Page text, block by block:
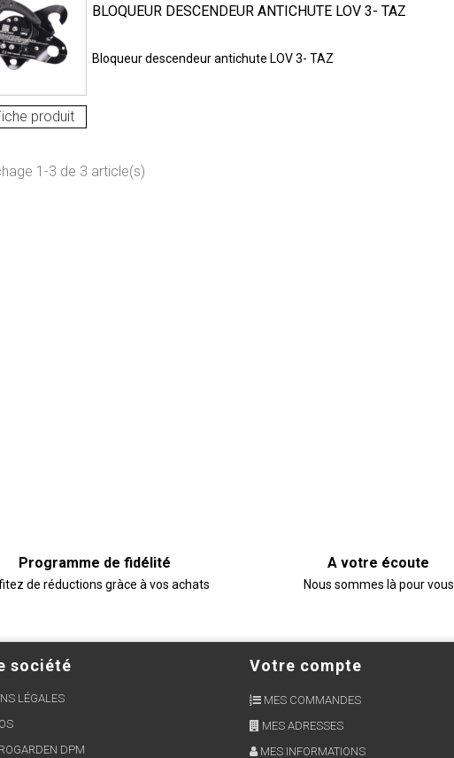
produit
BLOQUEUR DESCENDEUR ANTICHUTE LOV 3- TAZ
Bloqueur descendeur antichute LOV 3- TAZ
1-3 de 3 article(s)
Programme de fidélité
de réductions gràce à vos achats
A votre écoute
Nous sommes là pour vous
société
LÉGALES
DPM
Votre compte
MES COMMANDES
MES ADRESSES
MES INFORMATIONS